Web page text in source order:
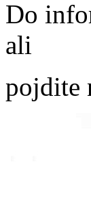
Do
ali
pojdite